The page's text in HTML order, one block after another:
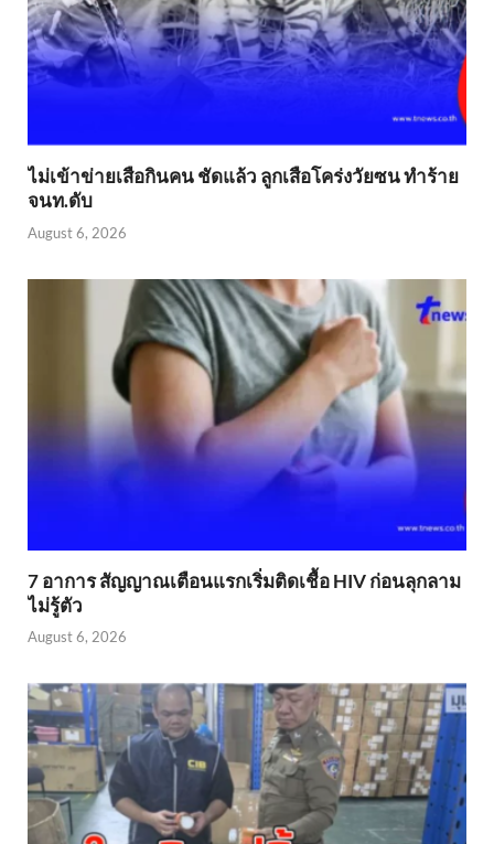
ไม่เข้าข่าย​เสือกินคน ชัดแล้ว ลูกเสือโคร่งวัยซน ทำร้าย
จนท.ดับ
August 6, 2026
7 อาการ สัญญาณเตือนแรกเริ่มติดเชื้อ HIV ก่อนลุกลาม
ไม่รู้ตัว
August 6, 2026